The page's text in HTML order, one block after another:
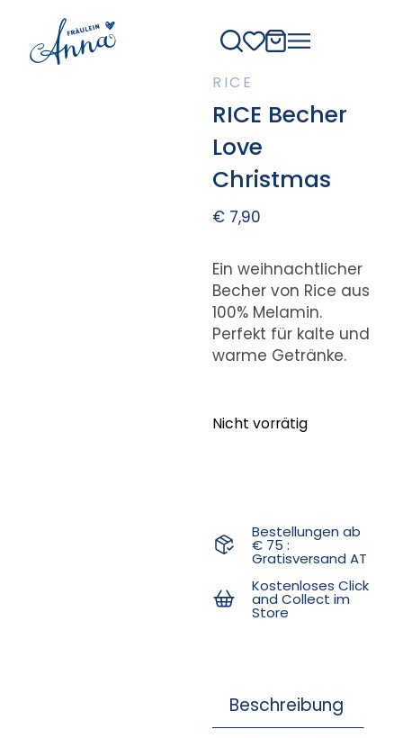
RICE
RICE Becher
Love
Christmas
€7,90
Ein weihnachtlicher
Becher von Rice aus
100% Melamin.
Perfekt für kalte und
warme Getränke.
Nicht vorrätig
Bestellungen ab
€ 75 :
Gratisversand AT
Kostenloses Click
and Collect im
Store
Beschreibung